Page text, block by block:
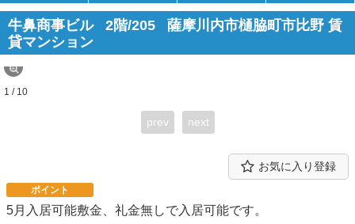
牛鼻商事ビル 2階/205
薩摩川内市樋脇町市比野 賃
貸マンション
1 / 10
prev next
お気に入り登録
ポイント
5月入居可能敷金、礼金無しで入居可能です。